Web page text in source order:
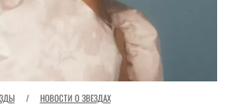
/ НОВОСТИ О ЗВЕЗДАХ